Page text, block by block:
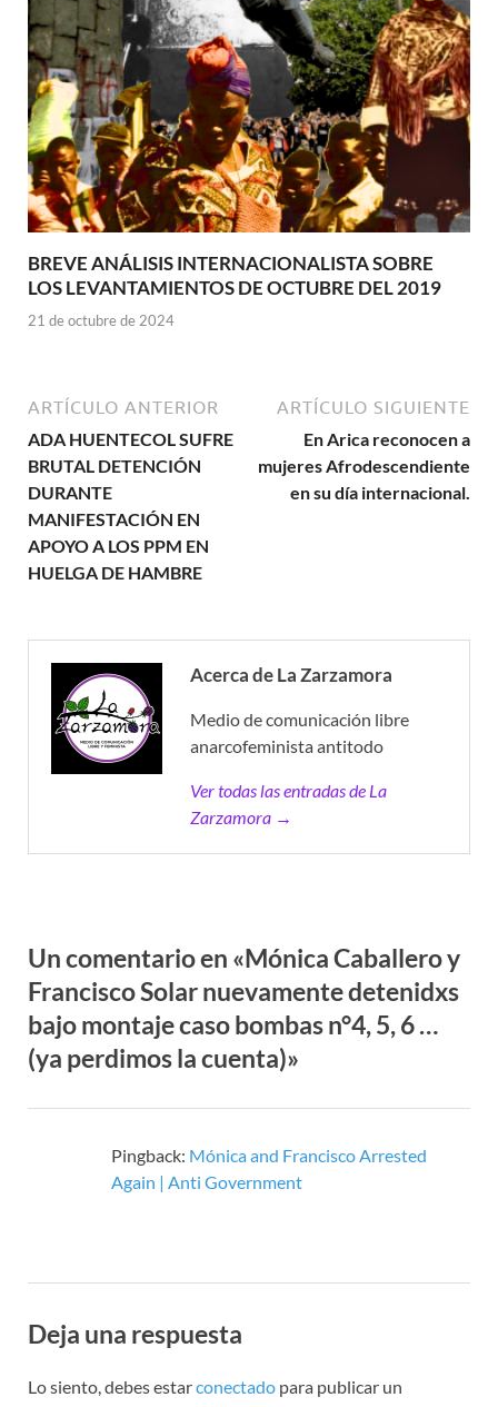
BREVE ANÁLISIS INTERNACIONALISTA SOBRE
LOS LEVANTAMIENTOS DE OCTUBRE DEL 2019
21 de octubre de 2024
ARTÍCULO ANTERIOR
ADA HUENTECOL SUFRE
BRUTAL DETENCIÓN
DURANTE
MANIFESTACIÓN EN
APOYO A LOS PPM EN
HUELGA DE HAMBRE
ARTÍCULO SIGUIENTE
En Arica reconocen a
mujeres Afrodescendiente
en su día internacional.
Acerca de La Zarzamora
Medio de comunicación libre
anarcofeminista antitodo
Ver todas las entradas de La
Zarzamora →
Un comentario en «Mónica Caballero y
Francisco Solar nuevamente detenidxs
bajo montaje caso bombas n°4, 5, 6 …
(ya perdimos la cuenta)»
Pingback: Mónica and Francisco Arrested
Again | Anti Government
Deja una respuesta
Lo siento, debes estarconectado para publicar un